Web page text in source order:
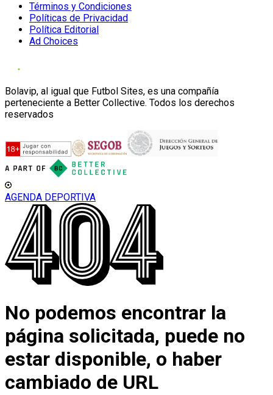
Términos y Condiciones
Políticas de Privacidad
Política Editorial
Ad Choices
Bolavip, al igual que Futbol Sites, es una compañía
perteneciente a Better Collective. Todos los derechos
reservados
AGENDA DEPORTIVA
No podemos encontrar la
página solicitada, puede no
estar disponible, o haber
cambiado de URL